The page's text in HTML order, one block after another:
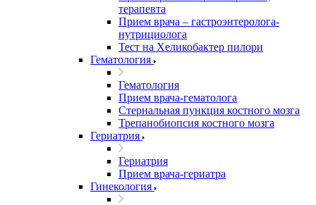
терапевта
Прием врача – гастроэнтеролога-
нутрициолога
Тест на Хеликобактер пилори
Гематология
Гематология
Прием врача-гематолога
Стернальная пункция костного мозга
Трепанобиопсия костного мозга
Гериатрия
Гериатрия
Прием врача-гериатра
Гинекология